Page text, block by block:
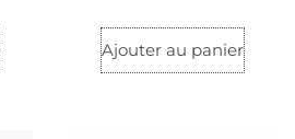
Ajouter au panier